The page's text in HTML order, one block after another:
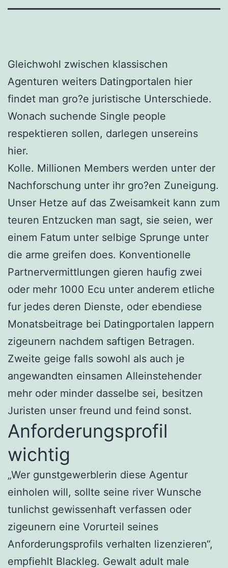
Gleichwohl zwischen klassischen
Agenturen weiters Datingportalen hier
findet man gro?e juristische Unterschiede.
Wonach suchende Single people
respektieren sollen, darlegen unsereins
hier.
Kolle. Millionen Members werden unter der
Nachforschung unter ihr gro?en Zuneigung.
Unser Hetze auf das Zweisamkeit kann zum
teuren Entzucken man sagt, sie seien, wer
einem Fatum unter selbige Sprunge unter
die arme greifen does. Konventionelle
Partnervermittlungen gieren haufig zwei
oder mehr 1000 Ecu unter anderem etliche
fur jedes deren Dienste, oder ebendiese
Monatsbeitrage bei Datingportalen lappern
zigeunern nachdem saftigen Betragen.
Zweite geige falls sowohl als auch je
angewandten einsamen Alleinstehender
mehr oder minder dasselbe sei, besitzen
Juristen unser freund und feind sonst.
Anforderungsprofil
wichtig
„Wer gunstgewerblerin diese Agentur
einholen will, sollte seine river Wunsche
tunlichst gewissenhaft verfassen oder
zigeunern eine Vorurteil seines
Anforderungsprofils verhalten lizenzieren“,
empfiehlt Blackleg. Gewalt adult male